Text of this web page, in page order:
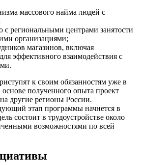
массового найма людей с
с региональными центрами занятости
организациями;
магазинов, включая
эффективного взаимодействия с
к своим обязанностям уже в
полученного опыта проект
другие регионы России.
этап программы начнется в
состоит в трудоустройстве около
возможностями по всей